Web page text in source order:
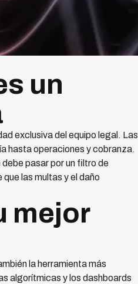
un
exclusiva del equipo legal. Las
hasta operaciones y cobranza.
pasar por un filtro de
las multas y el daño
mejor
la herramienta más
algorítmicas y los dashboards